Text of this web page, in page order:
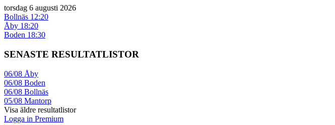
torsdag 6 augusti 2026
Bollnäs 12:20
Åby 18:20
Boden 18:30
SENASTE RESULTATLISTOR
06/08 Åby
06/08 Boden
06/08 Bollnäs
05/08 Mantorp
Visa äldre resultatlistor
Logga in Premium